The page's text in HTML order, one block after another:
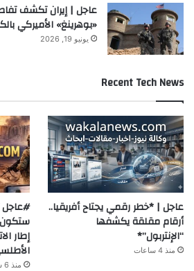
عاجل | إيران تكشف
«بوهرينغ» الأميركي
يونيو 19, 2026
Recent Tech News
عاجل | *خطر رقمي يجتاح أفريقيا..
أرقام مقلقة يكشفها
“الإنتربول”*
منذ 4 ساعات
#عاجل
ستكون
إطار
منذ 6 ساعات